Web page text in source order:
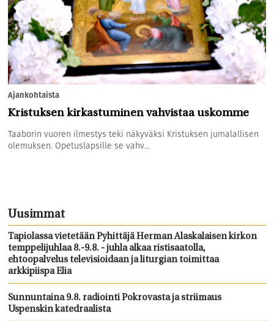
Ajankohtaista
Kristuksen kirkastuminen vahvistaa uskomme
Taaborin vuoren ilmestys teki näkyväksi Kristuksen jumalallisen
olemuksen. Opetuslapsille se vahv...
Uusimmat
Tapiolassa vietetään Pyhittäjä Herman Alaskalaisen kirkon
temppelijuhlaa 8.-9.8. - juhla alkaa ristisaatolla,
ehtoopalvelus televisioidaan ja liturgian toimittaa
arkkipiispa Elia
Sunnuntaina 9.8. radiointi Pokrovasta ja striimaus
Uspenskin katedraalista